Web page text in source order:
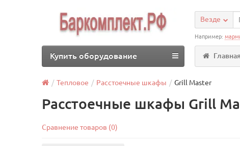
Везде
Например:
Главная
Купить оборудование
Тепловое Расстоечные шкафы Grill Master
Расстоечные шкафы Grill
Сравнение товаров (0)